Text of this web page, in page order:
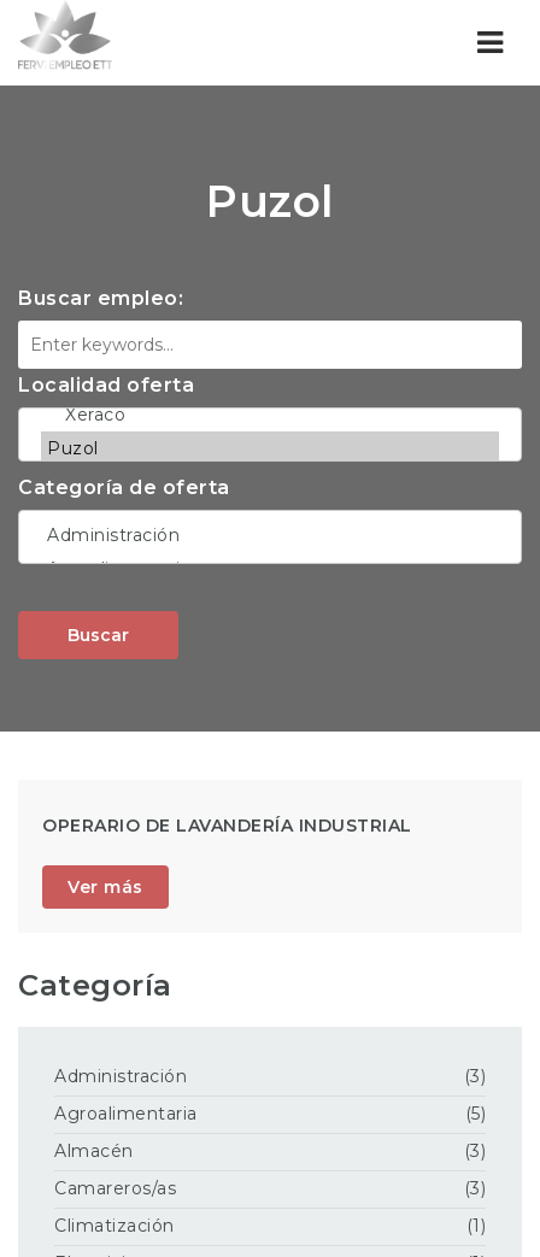
Puzol
Buscar empleo:
Localidad oferta
Categoría de oferta
Buscar
OPERARIO DE LAVANDERÍA INDUSTRIAL
Ver más
Categoría
Administración
(3)
Agroalimentaria
(5)
Almacén
(3)
Camareros/as
(3)
Climatización
(1)